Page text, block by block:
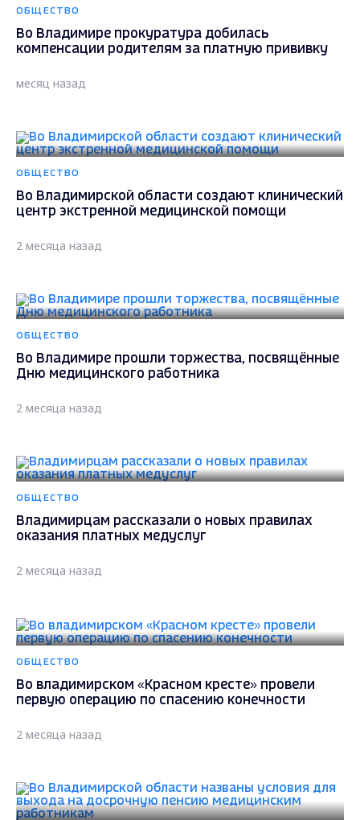
ОБЩЕСТВО
Во Владимире прокуратура добилась
компенсации родителям за платную прививку
месяц назад
ОБЩЕСТВО
Во Владимирской области создают клинический
центр экстренной медицинской помощи
2 месяца назад
ОБЩЕСТВО
Во Владимире прошли торжества, посвящённые
Дню медицинского работника
2 месяца назад
ОБЩЕСТВО
Владимирцам рассказали о новых правилах
оказания платных медуслуг
2 месяца назад
ОБЩЕСТВО
Во владимирском «Красном кресте» провели
первую операцию по спасению конечности
2 месяца назад